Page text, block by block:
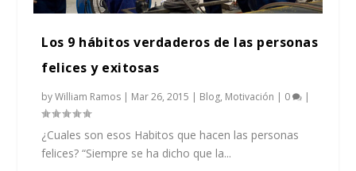
Los 9 hábitos verdaderos de las personas
felices y exitosas
byWilliam Ramos | Mar 26, 2015 | Blog, Motivación | 0 |
¿Cuales son esos Habitos que hacen las personas
felices? “Siempre se ha dicho que la...